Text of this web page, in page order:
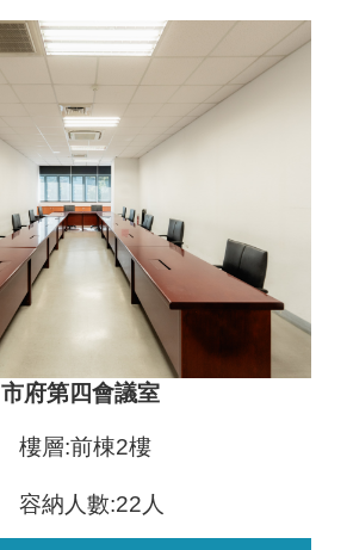
市府第四會議室
樓層:前棟2樓
容納人數:22人